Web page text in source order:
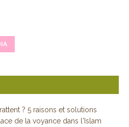
? 5 raisons et solutions
de la voyance dans l'Islam